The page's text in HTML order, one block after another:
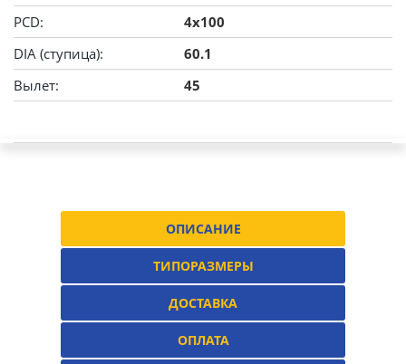
PCD:
4x100
DIA (ступица):
60.1
Вылет:
45
ОПИСАНИЕ
ТИПОРАЗМЕРЫ
ДОСТАВКА
ОПЛАТА